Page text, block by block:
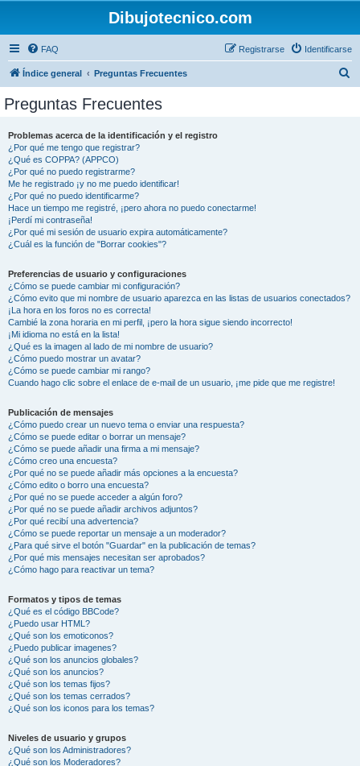
Dibujotecnico.com
FAQ Identificarse
Registrarse
Índice general Preguntas Frecuentes
Preguntas Frecuentes
Problemas acerca de la identificación y el registro
¿Por qué me tengo que registrar?
¿Qué es COPPA? (APPCO)
¿Por qué no puedo registrarme?
Me he registrado ¡y no me puedo identificar!
¿Por qué no puedo identificarme?
Hace un tiempo me registré, ¡pero ahora no puedo conectarme!
¡Perdí mi contraseña!
¿Por qué mi sesión de usuario expira automáticamente?
¿Cuál es la función de "Borrar cookies"?
Preferencias de usuario y configuraciones
¿Cómo se puede cambiar mi configuración?
¿Cómo evito que mi nombre de usuario aparezca en las listas de usuarios conectados?
¡La hora en los foros no es correcta!
Cambié la zona horaria en mi perfil, ¡pero la hora sigue siendo incorrecto!
¡Mi idioma no está en la lista!
¿Qué es la imagen al lado de mi nombre de usuario?
¿Cómo puedo mostrar un avatar?
¿Cómo se puede cambiar mi rango?
Cuando hago clic sobre el enlace de e-mail de un usuario, ¡me pide que me registre!
Publicación de mensajes
¿Cómo puedo crear un nuevo tema o enviar una respuesta?
¿Cómo se puede editar o borrar un mensaje?
¿Cómo se puede añadir una firma a mi mensaje?
¿Cómo creo una encuesta?
¿Por qué no se puede añadir más opciones a la encuesta?
¿Cómo edito o borro una encuesta?
¿Por qué no se puede acceder a algún foro?
¿Por qué no se puede añadir archivos adjuntos?
¿Por qué recibí una advertencia?
¿Cómo se puede reportar un mensaje a un moderador?
¿Para qué sirve el botón "Guardar" en la publicación de temas?
¿Por qué mis mensajes necesitan ser aprobados?
¿Cómo hago para reactivar un tema?
Formatos y tipos de temas
¿Qué es el código BBCode?
¿Puedo usar HTML?
¿Qué son los emoticonos?
¿Puedo publicar imagenes?
¿Qué son los anuncios globales?
¿Qué son los anuncios?
¿Qué son los temas fijos?
¿Qué son los temas cerrados?
¿Qué son los iconos para los temas?
Niveles de usuario y grupos
¿Qué son los Administradores?
¿Qué son los Moderadores?